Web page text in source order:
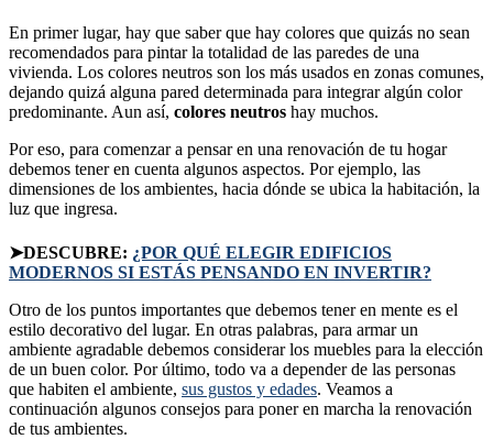
En primer lugar, hay que saber que hay colores que quizás no sean
recomendados para pintar la totalidad de las paredes de una
vivienda. Los colores neutros son los más usados en zonas comunes,
dejando quizá alguna pared determinada para integrar algún color
predominante. Aun así, colores neutros hay muchos.
Por eso, para comenzar a pensar en una renovación de tu hogar
debemos tener en cuenta algunos aspectos. Por ejemplo, las
dimensiones de los ambientes, hacia dónde se ubica la habitación, la
luz que ingresa.
➤DESCUBRE: ¿POR QUÉ ELEGIR EDIFICIOS
MODERNOS SI ESTÁS PENSANDO EN INVERTIR?
Otro de los puntos importantes que debemos tener en mente es el
estilo decorativo del lugar. En otras palabras, para armar un
ambiente agradable debemos considerar los muebles para la elección
de un buen color. Por último, todo va a depender de las personas
que habiten el ambiente, sus gustos y edades. Veamos a
continuación algunos consejos para poner en marcha la renovación
de tus ambientes.